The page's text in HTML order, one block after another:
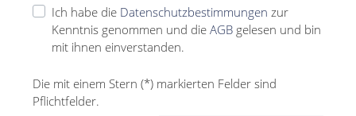
Ich habe die Datenschutzbestimmungen zur
Kenntnis genommen und die AGB gelesen und bin
mit ihnen einverstanden.
Die mit einem Stern (*) markierten Felder sind
Pflichtfelder.